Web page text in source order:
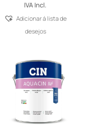
9,67 €
IVA Incl.
Adicionar á lista de
desejos